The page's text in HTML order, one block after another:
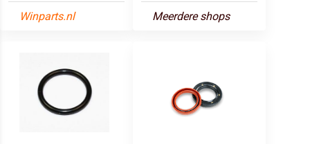
Winparts.nl
Meerdere shops